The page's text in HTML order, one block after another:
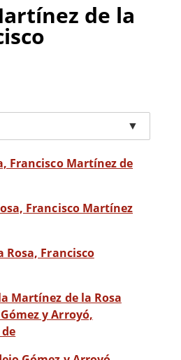
de la
▼
Francisco Martínez de
Francisco Martínez
Rosa, Francisco
Martínez de la Rosa
y Arroyó,